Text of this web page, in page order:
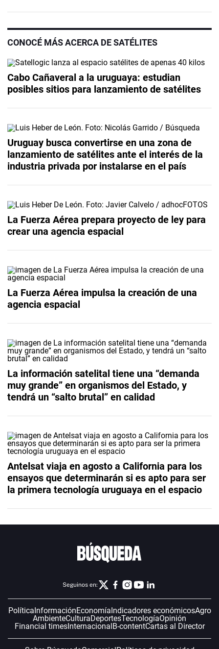
CONOCÉ MÁS ACERCA DE SATÉLITES
Cabo Cañaveral a la uruguaya: estudian
posibles sitios para lanzamiento de satélites
Uruguay busca convertirse en una zona de
lanzamiento de satélites ante el interés de la
industria privada por instalarse en el país
La Fuerza Aérea prepara proyecto de ley para
crear una agencia espacial
La Fuerza Aérea impulsa la creación de una
agencia espacial
La información satelital tiene una “demanda
muy grande” en organismos del Estado, y
tendrá un “salto brutal” en calidad
Antelsat viaja en agosto a California para los
ensayos que determinarán si es apto para ser
la primera tecnología uruguaya en el espacio
Seguinos en:
PolíticaInformaciónEconomíaIndicadores económicosAgro
AmbienteCulturaDeportesTecnologíaOpinión
Financial timesInternacionalB-contentCartas al Director